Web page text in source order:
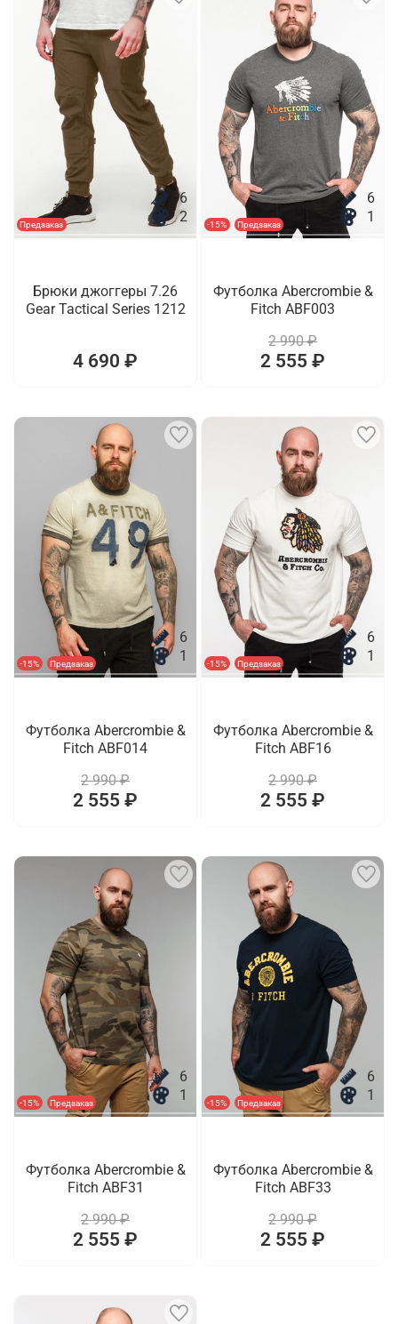
Предзаказ
6
2
Брюки джоггеры 7.26
Gear Tactical Series 1212
4 690 ₽
-15% Предзаказ
6
1
Футболка Abercrombie &
Fitch ABF003
2 990 ₽
2 555 ₽
-15% Предзаказ
6
1
Футболка Abercrombie &
Fitch ABF014
2 990 ₽
2 555 ₽
-15% Предзаказ
6
1
Футболка Abercrombie &
Fitch ABF16
2 990 ₽
2 555 ₽
-15% Предзаказ
6
1
Футболка Abercrombie &
Fitch ABF31
2 990 ₽
2 555 ₽
-15% Предзаказ
6
1
Футболка Abercrombie &
Fitch ABF33
2 990 ₽
2 555 ₽